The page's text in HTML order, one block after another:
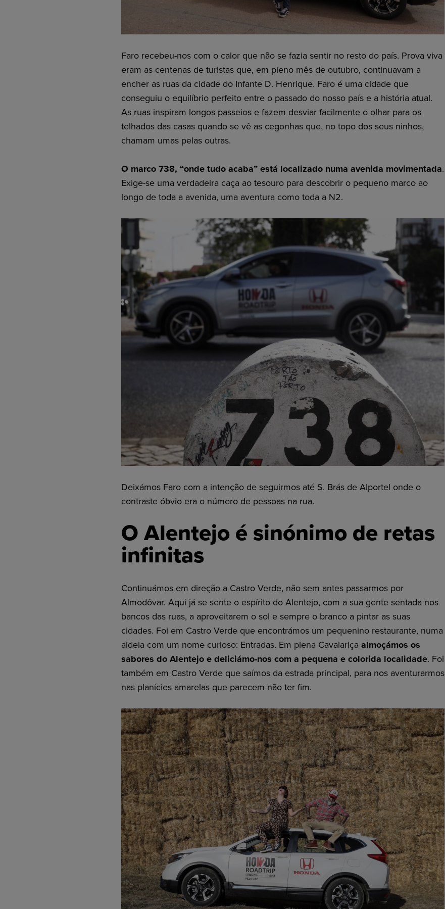
Faro recebeu-nos com o calor que não se fazia sentir no resto do país. Prova viva
eram as centenas de turistas que, em pleno mês de outubro, continuavam a
encher as ruas da cidade do Infante D. Henrique. Faro é uma cidade que
conseguiu o equilíbrio perfeito entre o passado do nosso país e a história atual.
As ruas inspiram longos passeios e fazem desviar facilmente o olhar para os
telhados das casas quando se vê as cegonhas que, no topo dos seus ninhos,
chamam umas pelas outras.
O marco 738, “onde tudo acaba” está localizado numa avenida movimentada.
Exige-se uma verdadeira caça ao tesouro para descobrir o pequeno marco ao
longo de toda a avenida, uma aventura como toda a N2.
Deixámos Faro com a intenção de seguirmos até S. Brás de Alportel onde o
contraste óbvio era o número de pessoas na rua.
O Alentejo é sinónimo de retas
infinitas
Continuámos em direção a Castro Verde, não sem antes passarmos por
Almodôvar. Aqui já se sente o espírito do Alentejo, com a sua gente sentada nos
bancos das ruas, a aproveitarem o sol e sempre o branco a pintar as suas
cidades. Foi em Castro Verde que encontrámos um pequenino restaurante, numa
aldeia com um nome curioso: Entradas. Em plena Cavalariça almoçámos os
sabores do Alentejo e deliciámo-nos com a pequena e colorida localidade. Foi
também em Castro Verde que saímos da estrada principal, para nos aventurarmos
nas planícies amarelas que parecem não ter fim.